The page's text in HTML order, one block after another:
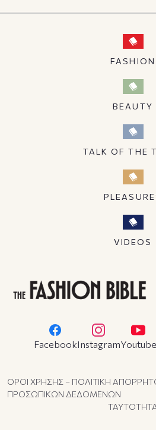
FASHION
BEAUTY
TALK OF THE
VIDEOS
FacebookInstagramYoutube
ΟΡΟΙ ΧΡΗΣΗΣ – ΠΟΛΙΤΙΚΗ
ΠΡΟΣΩΠΙΚΩΝ ΔΕΔΟΜΕΝΩΝ